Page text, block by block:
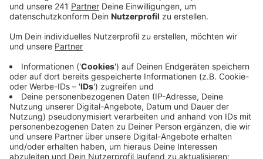
Veröffentlicht:Freitag, 26.04.2024 06:43
Dafür sucht die Klinik Probanden auch bei uns im
Bergischen. Es geht darum, mittels Schnelltest die
Viren zu bestimmen. Gesucht werden Personen ab 50
Jahren. Die Tests funktionieren wie Coronatests,
können aber fünf Viren anzeigen.